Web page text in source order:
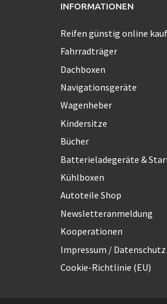
INFORMATIONEN
Reifen günstig online
Fahrradträger
Dachboxen
Navigationsgeräte
Wagenheber
Kindersitze
Bücher
Batterieladegeräte &
Kühlboxen
Autoteile Shop
Newsletteranmeldung
Kooperationen
Impressum / Datenschutz
Cookie-Richtlinie (EU)